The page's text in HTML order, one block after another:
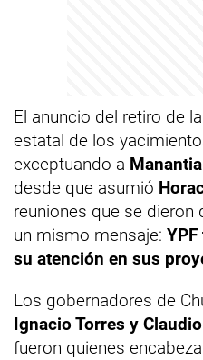
El anuncio del retiro de
estatal de los
exceptuando a
desde que asumió
reuniones que se dieron
un mismo mensaje:
su atención en sus
Los gobernadores de
Ignacio Torres y
fueron quienes